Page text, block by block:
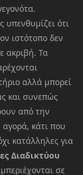
υπενθυμίζει ότι
ιστότοπο δεν
ακριβή. Τα
αλλά μπορεί
και συνεπώς
από την
κάτι που
κατάλληλες για
Διαδικτύου
σε